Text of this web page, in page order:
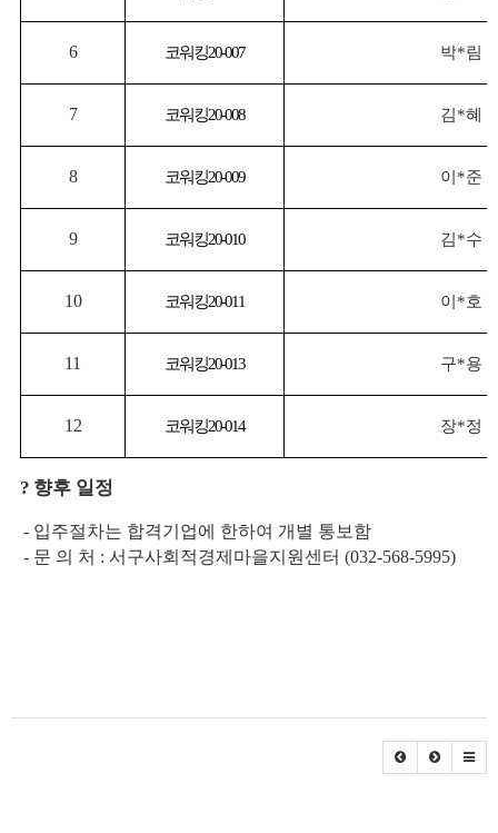
6 코워킹20-007 박*림
7 코워킹20-008 김*혜
8 코워킹20-009 이 *준
9 코워킹20-010 김*수
10 코워킹20-011 이 *호
11 코워킹20-013 구*용
12 코워킹20-014 장*정
? 향후 일정
- 입주절차는 합격기업에 한하여 개별 통보함
- 문 의 처 : 서구사회적경제마을지원센터 (032-568-5995)